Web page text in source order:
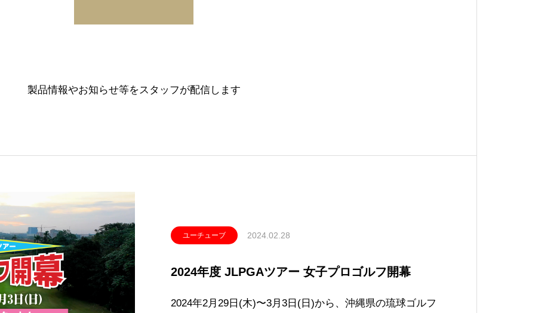
製品情報やお知らせ等をスタッフが配信します
ユーチューブ 2024.02.28
2024年度 JLPGAツアー 女子プロゴルフ開幕
2024年2月29日(木)〜3月3日(日)から、沖縄県の琉球ゴルフ